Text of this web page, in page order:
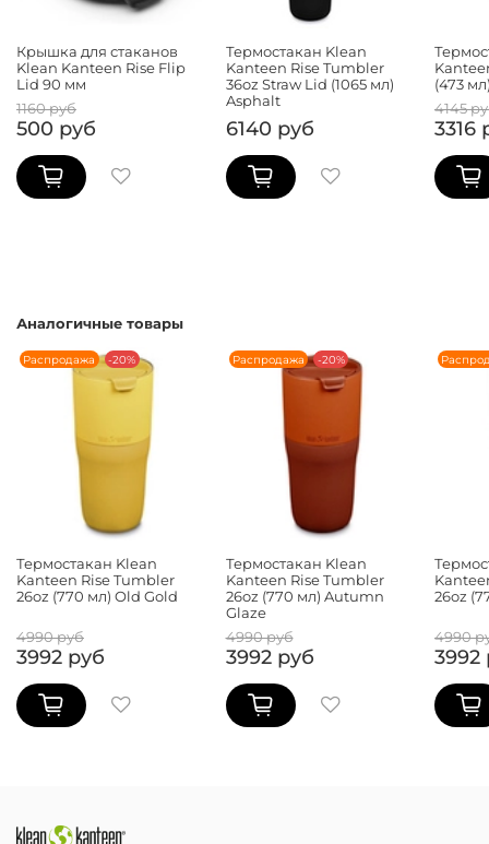
Крышка для стаканов
Klean Kanteen Rise Flip
Lid 90 мм
1160 руб
500 руб
Термостакан Klean
Kanteen Rise Tumbler
36oz Straw Lid (1065 мл)
Asphalt
6140 руб
(473
4145
3316
Аналогичные товары
Распродажа -20%
Термостакан Klean
Kanteen Rise Tumbler
26oz (770 мл) Old Gold
4990 руб
3992 руб
Распродажа -20%
Термостакан Klean
Kanteen Rise Tumbler
26oz (770 мл) Autumn
Glaze
4990 руб
3992 руб
26oz
4990
3992